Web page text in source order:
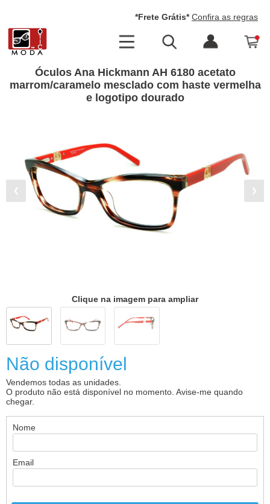
*Frete Grátis* Confira as regras
Óculos Ana Hickmann AH 6180 acetato
marrom/caramelo mesclado com haste vermelha
e logotipo dourado
❮ ❯
Clique na imagem para ampliar
Não disponível
Vendemos todas as unidades.
O produto não está disponível no momento. Avise-me quando
chegar.
Nome
Email